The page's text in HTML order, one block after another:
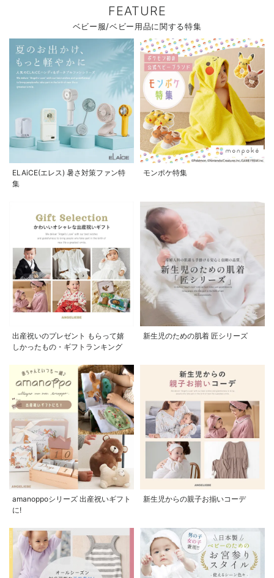
FEATURE
ベビー服/ベビー用品に関する特集
ELAiCE(エレス) 暑さ対策ファン特
集
モンポケ特集
出産祝いのプレゼント もらって嬉
しかったもの・ギフトランキング
新生児のための肌着 匠シリーズ
amanoppoシリーズ 出産祝いギフト
に!
新生児からの親子お揃いコーデ